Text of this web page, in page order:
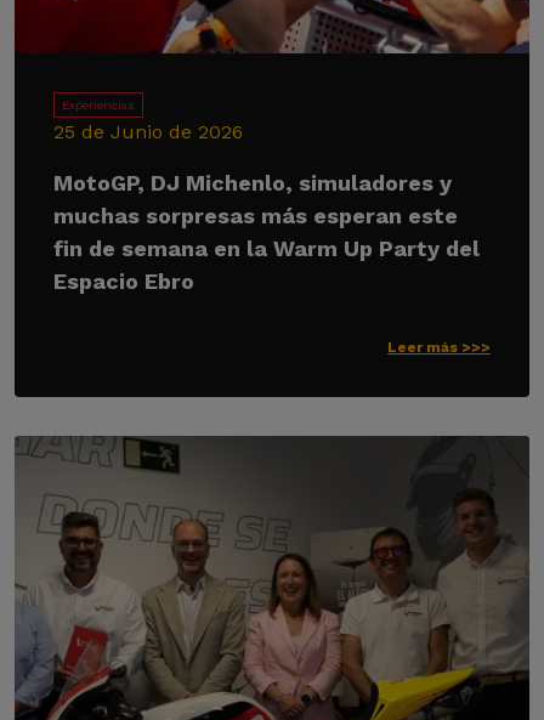
Experiencias
25 de Junio de 2026
MotoGP, DJ Michenlo, simuladores y
muchas sorpresas más esperan este
fin de semana en la Warm Up Party del
Espacio Ebro
Leer más >>>